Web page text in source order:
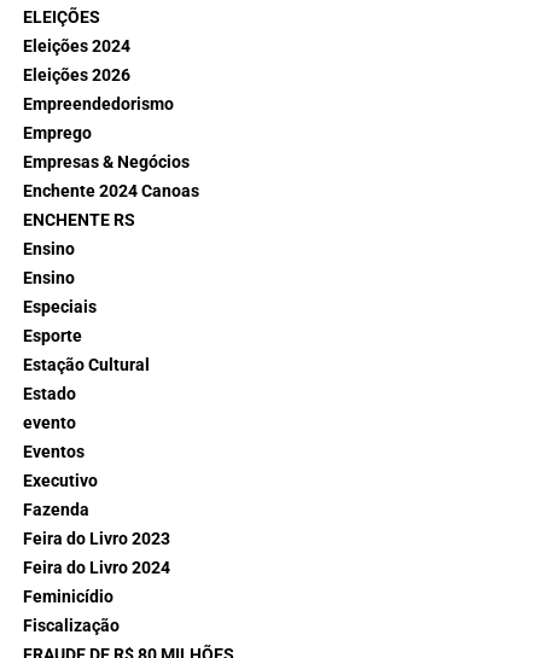
ELEIÇÕES
Eleições 2024
Eleições 2026
Empreendedorismo
Emprego
Empresas & Negócios
Enchente 2024 Canoas
ENCHENTE RS
Ensino
Ensino
Especiais
Esporte
Estação Cultural
Estado
evento
Eventos
Executivo
Fazenda
Feira do Livro 2023
Feira do Livro 2024
Feminicídio
Fiscalização